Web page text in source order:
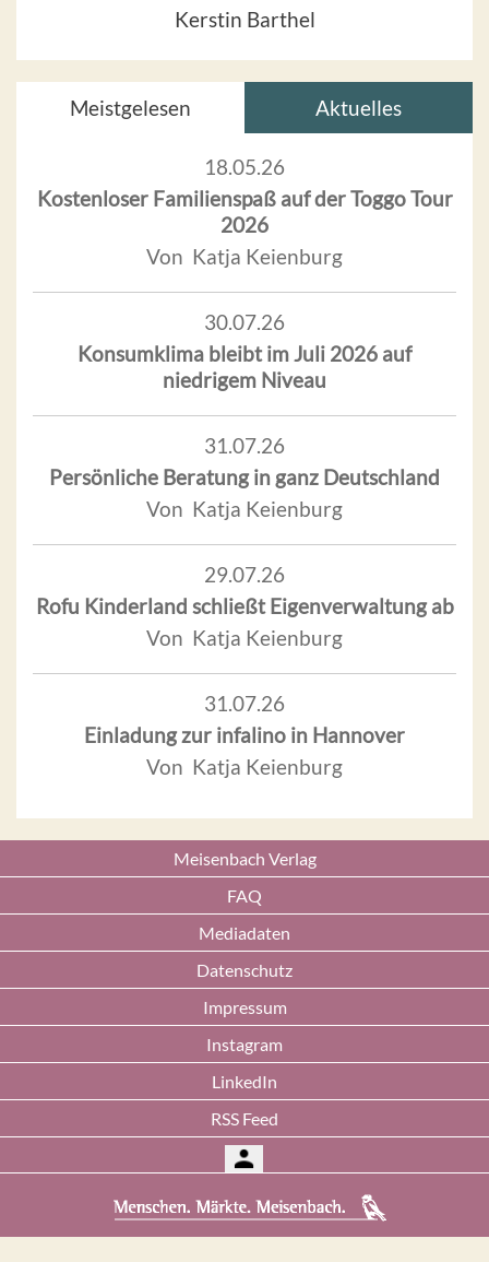
Kerstin Barthel
Meistgelesen Aktuelles
18.05.26
Kostenloser Familienspaß auf der Toggo Tour
2026
Von Katja Keienburg
30.07.26
Konsumklima bleibt im Juli 2026 auf
niedrigem Niveau
31.07.26
Persönliche Beratung in ganz Deutschland
Von Katja Keienburg
29.07.26
Rofu Kinderland schließt Eigenverwaltung ab
Von Katja Keienburg
31.07.26
Einladung zur infalino in Hannover
Von Katja Keienburg
Meisenbach Verlag
FAQ
Mediadaten
Datenschutz
Impressum
Instagram
LinkedIn
RSS Feed